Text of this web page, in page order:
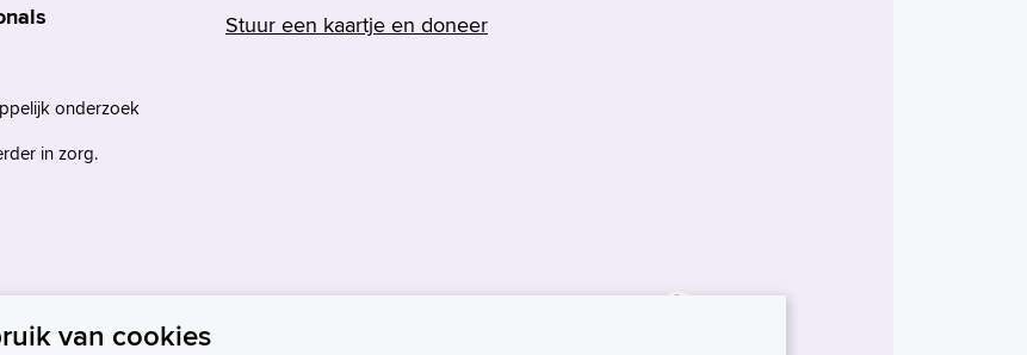
Stuur een kaartje en doneer
onderzoek
in zorg.
van cookies